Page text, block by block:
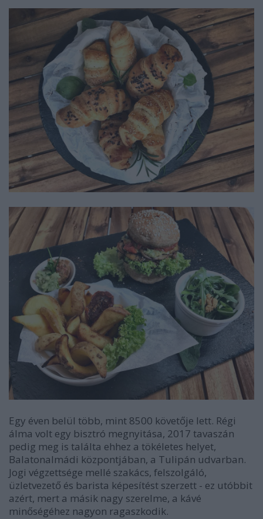
Egy éven belül több, mint 8500 követője lett. Régi
álma volt egy bisztró megnyitása, 2017 tavaszán
pedig meg is találta ehhez a tökéletes helyet,
Balatonalmádi központjában, a Tulipán udvarban.
Jogi végzettsége mellé szakács, felszolgáló,
üzletvezető és barista képesítést szerzett - ez utóbbit
azért, mert a másik nagy szerelme, a kávé
minőségéhez nagyon ragaszkodik.